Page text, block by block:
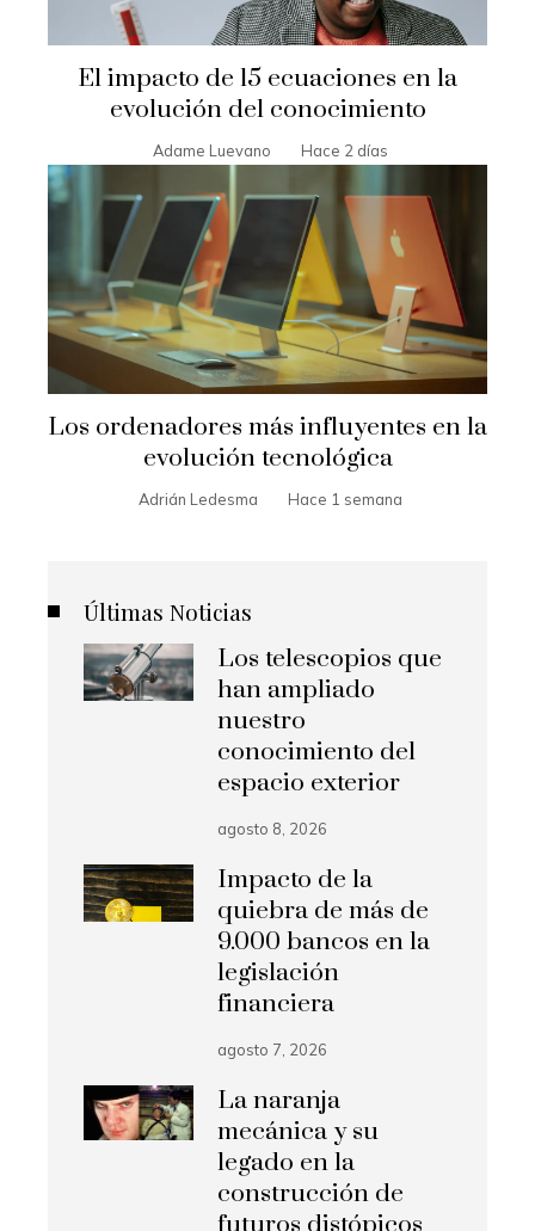
El impacto de 15 ecuaciones en la
evolución del conocimiento
Adame Luevano Hace 2 días
Los ordenadores más influyentes en la
evolución tecnológica
Adrián Ledesma Hace 1 semana
Últimas Noticias
Los telescopios que
han ampliado
nuestro
conocimiento del
espacio exterior
agosto 8, 2026
Impacto de la
quiebra de más de
9.000 bancos en la
legislación
financiera
agosto 7, 2026
La naranja
mecánica y su
legado en la
construcción de
futuros distópicos